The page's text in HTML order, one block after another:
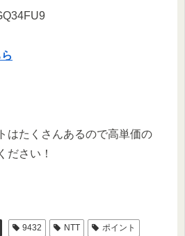
はたくさんあるので高単価の
ださい！
9432 NTT ポイント